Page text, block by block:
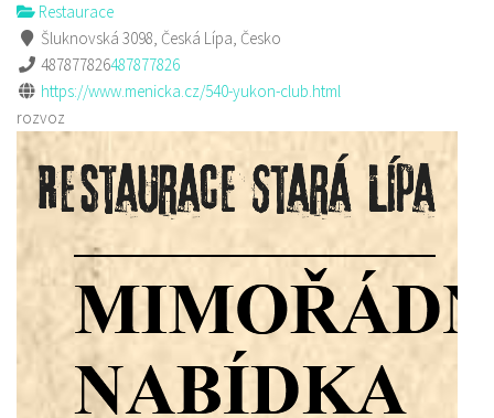
Restaurace
Šluknovská 3098, Česká Lípa, Česko
487877826487877826
https://www.menicka.cz/540-yukon-club.html
rozvoz